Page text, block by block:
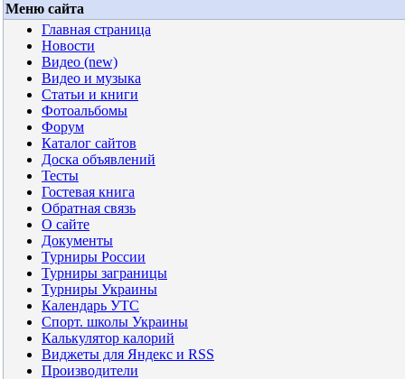
Меню сайта
Главная страница
Новости
Видео (new)
Видео и музыка
Статьи и книги
Фотоальбомы
Форум
Каталог сайтов
Доска объявлений
Тесты
Гостевая книга
Обратная связь
О сайте
Документы
Турниры России
Турниры заграницы
Турниры Украины
Календарь УТС
Спорт. школы Украины
Калькулятор калорий
Виджеты для Яндекс и RSS
Производители